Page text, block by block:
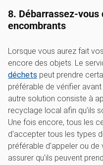
8. Débarrassez-
encombrants
Lorsque vous aurez fait
encore des objets. Le
déchets peut prendre
préférable de vérifier avant
autre solution consiste à
recyclage local afin qu'ils
Une fois encore, tous les
d'accepter tous les types
préférable d'appeler ou de
assurer qu'ils peuvent